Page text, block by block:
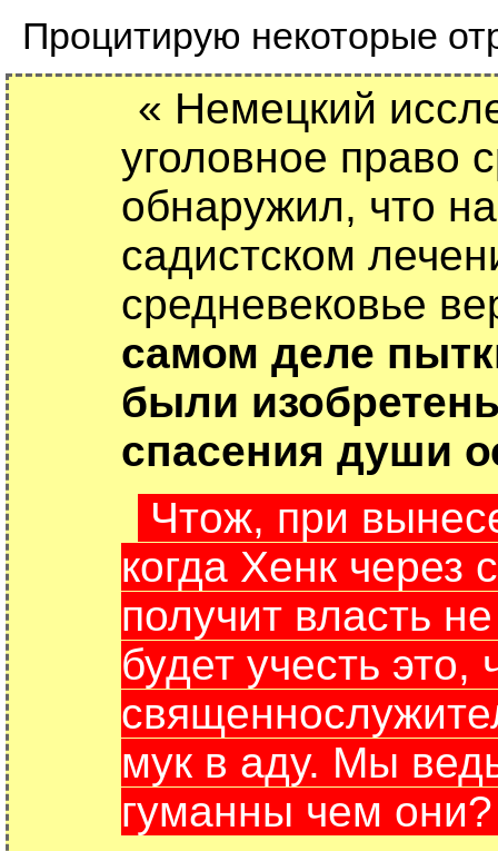
Процитирую некоторые
« Немецкий
уголовное право
обнаружил, что
садистском
средневековье
самом деле
были
спасения души
Чтож, при
когда Хенк через
получит власть
будет учесть это,
мук в аду. Мы
гуманны чем